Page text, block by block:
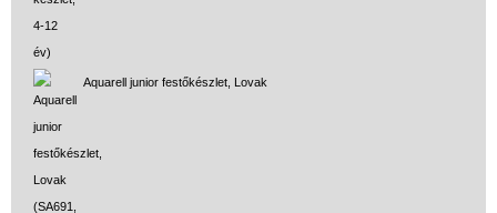
Aquarell junior festőkészlet, Lovak